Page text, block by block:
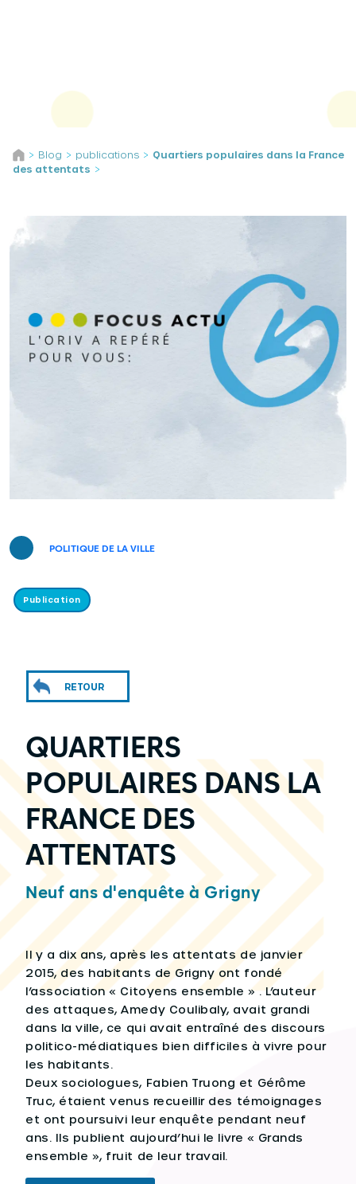
Aller au contenu
> Blog > publications > Quartiers populaires dans la France
des attentats >
POLITIQUE DE LA VILLE
Publication
RETOUR
QUARTIERS
POPULAIRES DANS LA
FRANCE DES
ATTENTATS
Neuf ans d'enquête à Grigny
Il y a dix ans, après les attentats de janvier
2015, des habitants de Grigny ont fondé
l’association « Citoyens ensemble » . L’auteur
des attaques, Amedy Coulibaly, avait grandi
dans la ville, ce qui avait entraîné des discours
politico-médiatiques bien difficiles à vivre pour
les habitants.
Deux sociologues, Fabien Truong et Gérôme
Truc, étaient venus recueillir des témoignages
et ont poursuivi leur enquête pendant neuf
ans. Ils publient aujourd’hui le livre « Grands
ensemble », fruit de leur travail.